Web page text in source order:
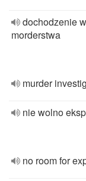
dochodzenie
morderstwa
murder
nie wolno
no room for